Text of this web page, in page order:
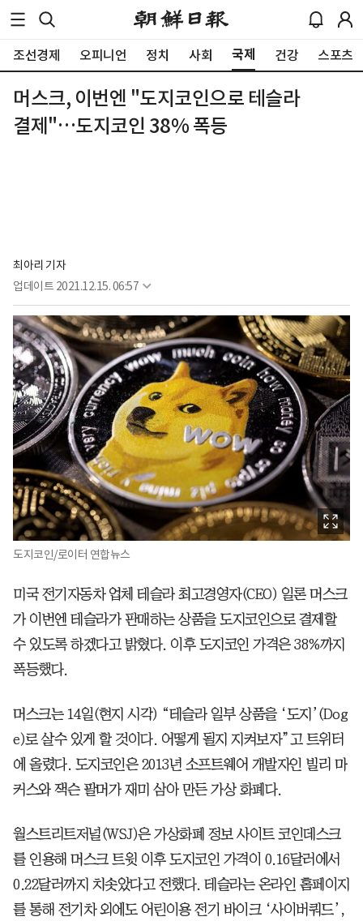
조선경제 오피니언 정치 사회 국제 건강 스포츠
머스크, 이번엔 "도지코인으로 테슬라
결제"…도지코인 38% 폭등
최아리 기자
업데이트 2021.12.15. 06:57
도지코인/로이터 연합뉴스
미국 전기자동차 업체 테슬라 최고경영자(CEO) 일론 머스크
가 이번엔 테슬라가 판매하는 상품을 도지코인으로 결제할
수 있도록 하겠다고 밝혔다. 이후 도지코인 가격은 38%까지
폭등했다.
머스크는 14일(현지 시각) “테슬라 일부 상품을 ‘도지’(Dog
e)로 살수 있게 할 것이다. 어떻게 될지 지켜보자”고 트위터
에 올렸다. 도지코인은 2013년 소프트웨어 개발자인 빌리 마
커스와 잭슨 팔머가 재미 삼아 만든 가상 화폐다.
월스트리트저널(WSJ)은 가상화폐 정보 사이트 코인데스크
를 인용해 머스크 트윗 이후 도지코인 가격이 0.16달러에서
0.22달러까지 치솟았다고 전했다. 테슬라는 온라인 홈페이지
를 통해 전기차 외에도 어린이용 전기 바이크 ‘사이버쿼드’,